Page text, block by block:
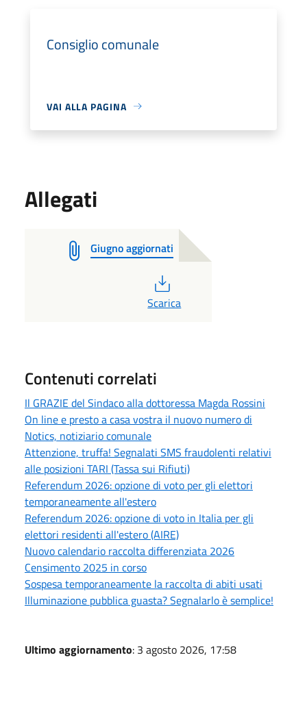
Consiglio comunale
VAI ALLA PAGINA
Allegati
Giugno aggiornati
Scarica
Contenuti correlati
Il GRAZIE del Sindaco alla dottoressa Magda Rossini
On line e presto a casa vostra il nuovo numero di
Notics, notiziario comunale
Attenzione, truffa! Segnalati SMS fraudolenti relativi
alle posizioni TARI (Tassa sui Rifiuti)
Referendum 2026: opzione di voto per gli elettori
temporaneamente all'estero
Referendum 2026: opzione di voto in Italia per gli
elettori residenti all'estero (AIRE)
Nuovo calendario raccolta differenziata 2026
Censimento 2025 in corso
Sospesa temporaneamente la raccolta di abiti usati
Illuminazione pubblica guasta? Segnalarlo è semplice!
Ultimo aggiornamento: 3 agosto 2026, 17:58